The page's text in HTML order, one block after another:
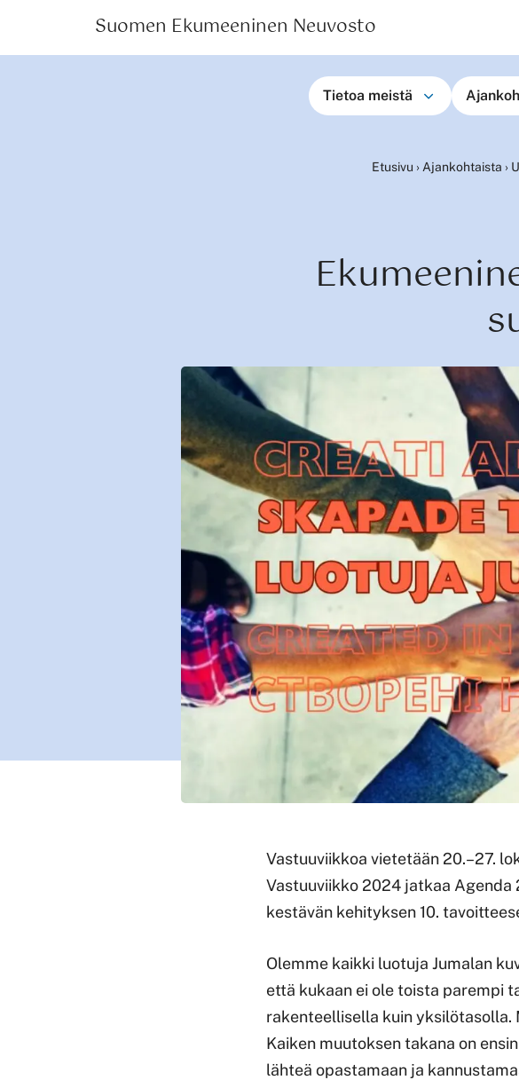
Suomen Ekumeeninen Neuvosto
Tietoa meistä
Etusivu › Ajankohtaista ›
Vastuuviikkoa vietetään 20.–27.
Vastuuviikko 2024 jatkaa
kestävän kehityksen 10.
Olemme kaikki luotuja Jumalan
että kukaan ei ole toista parempi
rakenteellisella kuin
Kaiken muutoksen takana on
lähteä opastamaan ja